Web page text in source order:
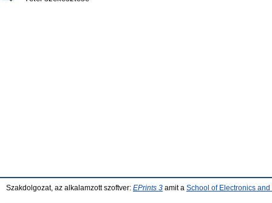
Szakdolgozat, az alkalamzott szoftver: EPrints 3 amit a School of Electronics